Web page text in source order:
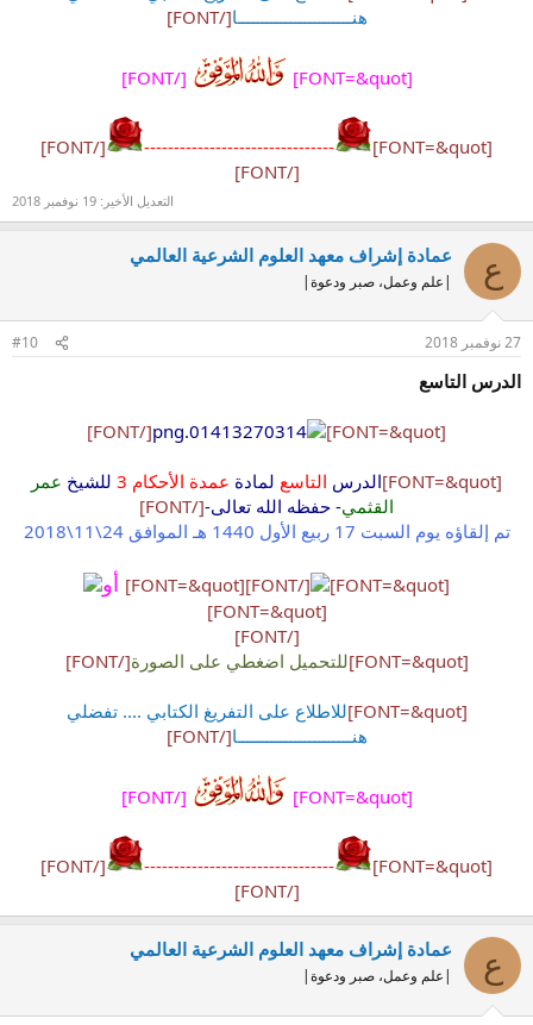
هنــــــــــــــــــــــــا[/FONT]
[FONT=&quot]
[/FONT]
[FONT=&quot]
--------------------------------
[/FONT]
[/FONT]
التعديل الأخير: 19 نوفمبر 2018
ع عمادة إشراف معهد العلوم الشرعية العالمي
|علم وعمل، صبر ودعوة|
27 نوفمبر 2018 #10
الدرس التاسع
[FONT=&quot]
[/FONT]
[FONT=&quot] الدرس التاسع لمادة عمدة الأحكام 3 للشيخ عمر
القثمي- حفظه الله تعالى-[/FONT]
تم إلقاؤه يوم السبت 17 ربيع الأول 1440 هـ الموافق 24\11\2018
[FONT=&quot]
[/FONT]
[FONT=&quot] أو
[FONT=&quot]
[/FONT]
[FONT=&quot]
للتحميل اضغطي على الصورة[/FONT]
[FONT=&quot]
للاطلاع على التفريغ الكتابي .... تفضلي
هنــــــــــــــــــــــــا[/FONT]
[FONT=&quot]
[/FONT]
[FONT=&quot]
--------------------------------
[/FONT]
[/FONT]
ع عمادة إشراف معهد العلوم الشرعية العالمي
|علم وعمل، صبر ودعوة|